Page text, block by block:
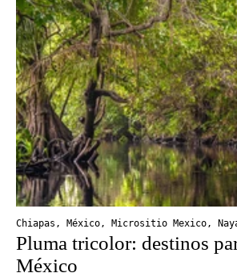
Chiapas , México , Micrositio Mexico ,
Pluma tricolor: destinos
México